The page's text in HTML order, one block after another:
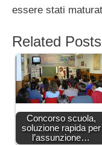
essere stati
Related
Concorso scuola,
soluzione rapida per
l’assunzione…